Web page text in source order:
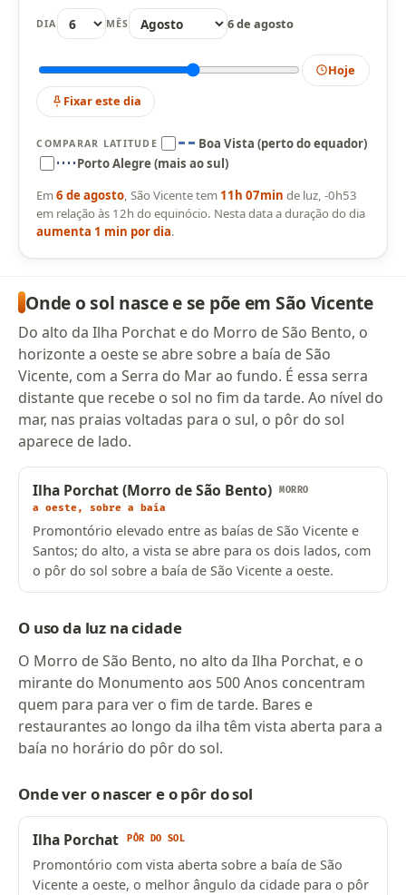
DIA MÊS 6 de agosto
Hoje
Fixar este dia
COMPARAR LATITUDE
Boa Vista (perto do equador)
Porto Alegre (mais ao sul)
Em6 de agosto, São Vicente tem 11h 07min de luz, -0h53
em relação às 12h do equinócio. Nesta data a duração do dia
aumenta 1 min por dia.
Onde o sol nasce e se põe em São Vicente
Do alto da Ilha Porchat e do Morro de São Bento, o
horizonte a oeste se abre sobre a baía de São
Vicente, com a Serra do Mar ao fundo. É essa serra
distante que recebe o sol no fim da tarde. Ao nível do
mar, nas praias voltadas para o sul, o pôr do sol
aparece de lado.
Ilha Porchat (Morro de São Bento) MORRO
a oeste, sobre a baía
Promontório elevado entre as baías de São Vicente e
Santos; do alto, a vista se abre para os dois lados, com
o pôr do sol sobre a baía de São Vicente a oeste.
O uso da luz na cidade
O Morro de São Bento, no alto da Ilha Porchat, e o
mirante do Monumento aos 500 Anos concentram
quem para para ver o fim de tarde. Bares e
restaurantes ao longo da ilha têm vista aberta para a
baía no horário do pôr do sol.
Onde ver o nascer e o pôr do sol
Ilha Porchat PÔR DO SOL
Promontório com vista aberta sobre a baía de São
Vicente a oeste, o melhor ângulo da cidade para o pôr